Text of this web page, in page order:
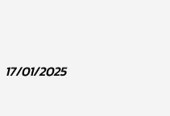
17/01/2025